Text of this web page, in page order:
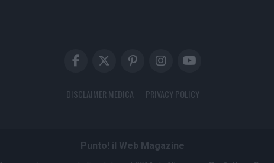
DISCLAIMER MEDICA PRIVACY POLICY
Punto! il Web Magazine